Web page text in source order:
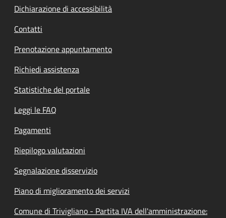
Dichiarazione di accessibilità
Contatti
Prenotazione appuntamento
Richiedi assistenza
Statistiche del portale
Leggi le FAQ
Pagamenti
Riepilogo valutazioni
Segnalazione disservizio
Piano di miglioramento dei servizi
Comune di Trivigliano - Partita IVA dell'amministrazione: